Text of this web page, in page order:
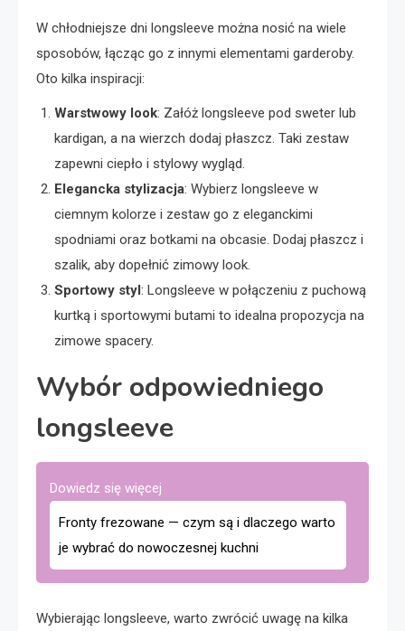
W chłodniejsze dni longsleeve można nosić na wiele
sposobów, łącząc go z innymi elementami garderoby.
Oto kilka inspiracji:
Warstwowy look: Załóż longsleeve pod sweter lub
kardigan, a na wierzch dodaj płaszcz. Taki zestaw
zapewni ciepło i stylowy wygląd.
Elegancka stylizacja: Wybierz longsleeve w
ciemnym kolorze i zestaw go z eleganckimi
spodniami oraz botkami na obcasie. Dodaj płaszcz i
szalik, aby dopełnić zimowy look.
Sportowy styl : Longsleeve w połączeniu z puchową
kurtką i sportowymi butami to idealna propozycja na
zimowe spacery.
Wybór odpowiedniego
longsleeve
Dowiedz się więcej
Fronty frezowane — czym są i dlaczego warto
je wybrać do nowoczesnej kuchni
Wybierając longsleeve, warto zwrócić uwagę na kilka